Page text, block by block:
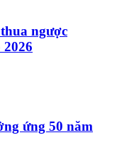
ngược
ứng 50 năm